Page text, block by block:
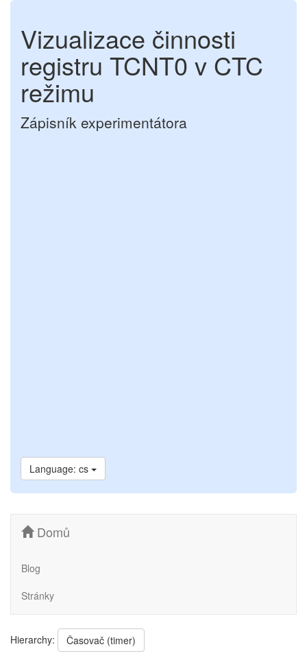
Vizualizace činnosti
registru TCNT0 v CTC
režimu
Zápisník experimentátora
Language: cs
Domů
Blog
Stránky
Hierarchy:
Časovač (timer)